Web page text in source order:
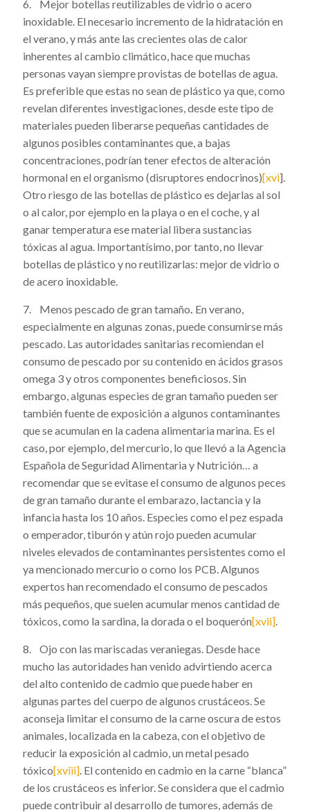
6. Mejor botellas reutilizables de vidrio o acero
inoxidable. El necesario incremento de la hidratación en
el verano, y más ante las crecientes olas de calor
inherentes al cambio climático, hace que muchas
personas vayan siempre provistas de botellas de agua.
Es preferible que estas no sean de plástico ya que, como
revelan diferentes investigaciones, desde este tipo de
materiales pueden liberarse pequeñas cantidades de
algunos posibles contaminantes que, a bajas
concentraciones, podrían tener efectos de alteración
hormonal en el organismo (disruptores endocrinos)[xvi].
Otro riesgo de las botellas de plástico es dejarlas al sol
o al calor, por ejemplo en la playa o en el coche, y al
ganar temperatura ese material libera sustancias
tóxicas al agua. Importantísimo, por tanto, no llevar
botellas de plástico y no reutilizarlas: mejor de vidrio o
de acero inoxidable.
7. Menos pescado de gran tamaño. En verano,
especialmente en algunas zonas, puede consumirse más
pescado. Las autoridades sanitarias recomiendan el
consumo de pescado por su contenido en ácidos grasos
omega 3 y otros componentes beneficiosos. Sin
embargo, algunas especies de gran tamaño pueden ser
también fuente de exposición a algunos contaminantes
que se acumulan en la cadena alimentaria marina. Es el
caso, por ejemplo, del mercurio, lo que llevó a la Agencia
Española de Seguridad Alimentaria y Nutrición… a
recomendar que se evitase el consumo de algunos peces
de gran tamaño durante el embarazo, lactancia y la
infancia hasta los 10 años. Especies como el pez espada
o emperador, tiburón y atún rojo pueden acumular
niveles elevados de contaminantes persistentes como el
ya mencionado mercurio o como los PCB. Algunos
expertos han recomendado el consumo de pescados
más pequeños, que suelen acumular menos cantidad de
tóxicos, como la sardina, la dorada o el boquerón[xvii].
8. Ojo con las mariscadas veraniegas. Desde hace
mucho las autoridades han venido advirtiendo acerca
del alto contenido de cadmio que puede haber en
algunas partes del cuerpo de algunos crustáceos. Se
aconseja limitar el consumo de la carne oscura de estos
animales, localizada en la cabeza, con el objetivo de
reducir la exposición al cadmio, un metal pesado
tóxico[xviii]. El contenido en cadmio en la carne “blanca”
de los crustáceos es inferior. Se considera que el cadmio
puede contribuir al desarrollo de tumores, además de